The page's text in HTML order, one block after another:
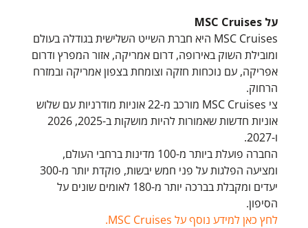
על MSC Cruises
MSC Cruises היא חברת השייט השלישית בגודלה בעולם
ומובילת השוק באירופה, דרום אמריקה, אזור המפרץ ודרום
אפריקה, עם נוכחות חזקה וצומחת בצפון אמריקה ובמזרח
הרחוק.
צי MSC Cruises מורכב מ-22 אוניות מודרניות עם שלוש
אוניות חדשות שאמורות להיות מושקות ב-2025, 2026
ו-2027.
החברה פועלת ביותר מ-100 מדינות ברחבי העולם,
ומציעה הפלגות על פני חמש יבשות, פוקדת יותר מ-300
יעדים ומקבלת בברכה יותר מ-180 לאומים שונים על
הסיפון.
לחץ כאן למידע נוסף על MSC Cruises.